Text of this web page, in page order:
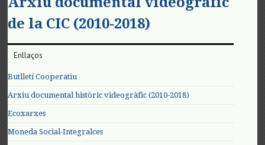
de la CIC (2010-2018)
Enllaços
Butlletí Cooperatiu
Arxiu documental històric videogràfic (2010-2018)
Ecoxarxes
Moneda Social-Integralces